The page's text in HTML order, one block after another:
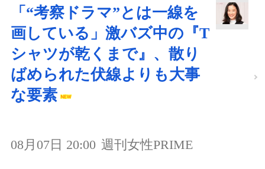
「“考察ドラマ”とは一線を
画している」激バズ中の『T
シャツが乾くまで』、散り
ばめられた伏線よりも大事
な要素
08月07日 20:00 週刊女性PRIME